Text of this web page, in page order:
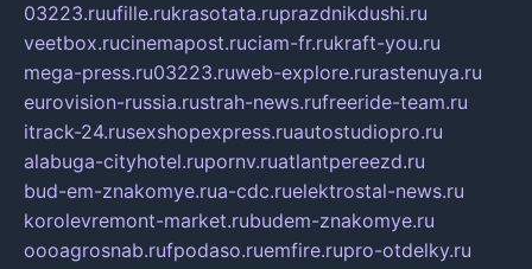
03223.ruufille.rukrasotata.ruprazdnikdushi.ru
veetbox.rucinemapost.ruciam-fr.rukraft-you.ru
mega-press.ru03223.ruweb-explore.rurastenuya.ru
eurovision-russia.rustrah-news.rufreeride-team.ru
itrack-24.rusexshopexpress.ruautostudiopro.ru
alabuga-cityhotel.rupornv.ruatlantpereezd.ru
bud-em-znakomye.rua-cdc.ruelektrostal-news.ru
korolevremont-market.rubudem-znakomye.ru
oooagrosnab.rufpodaso.ruemfire.rupro-otdelky.ru